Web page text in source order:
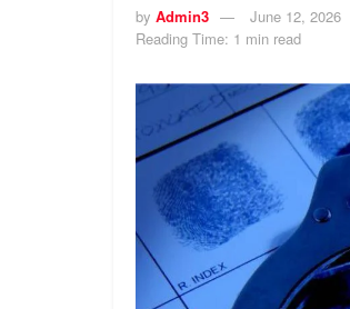
by Admin3 June 12, 2026
Reading Time: 1 min read